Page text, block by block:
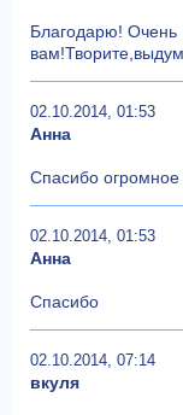
Благодарю! Очень
02.10.2014, 01:53
Анна
Спасибо огромное
02.10.2014, 01:53
Анна
Спасибо
02.10.2014, 07:14
вкуля